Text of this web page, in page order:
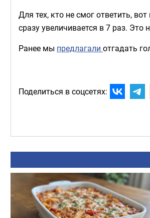
Для тех, кто не смог ответить,
сразу увеличивается в 7 раз.
Ранее мы предлагали отгадать
Поделиться в соцсетях: